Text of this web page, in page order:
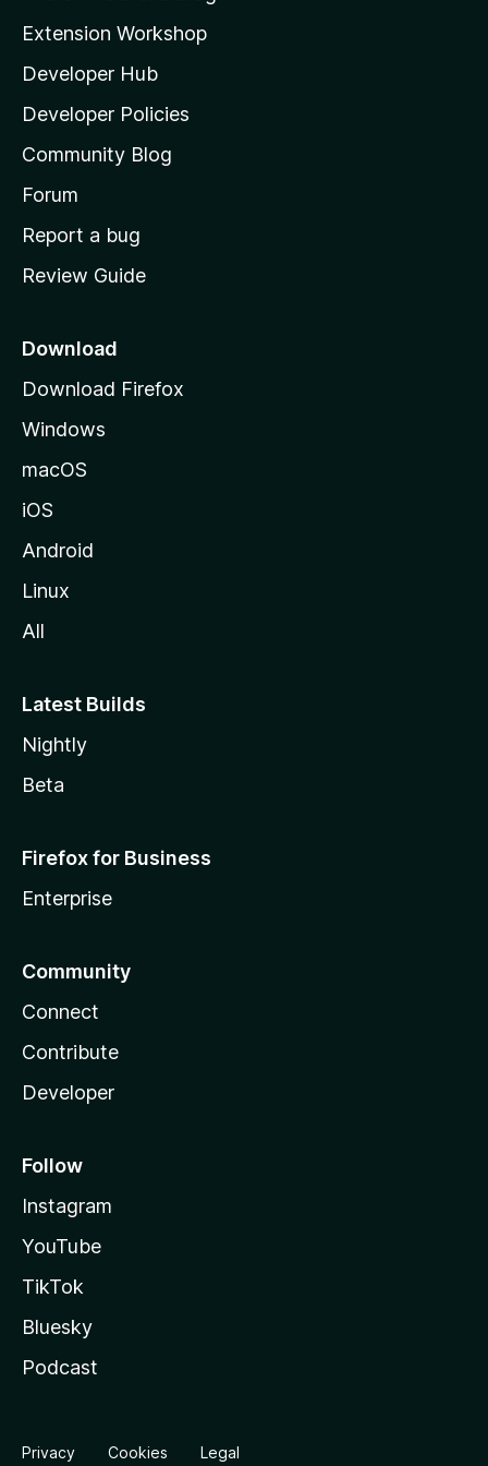
l
l
a
s
h
o
e
a
e
Extension Workshop
Developer Hub
Developer Policies
Community Blog
Forum
Report a bug
Review Guide
Download
Download Firefox
Windows
macOS
iOS
Android
Linux
All
Latest Builds
Nightly
Beta
Firefox for Business
Enterprise
Community
Connect
Contribute
Developer
Follow
Instagram
YouTube
TikTok
Bluesky
Podcast
Privacy Cookies Legal